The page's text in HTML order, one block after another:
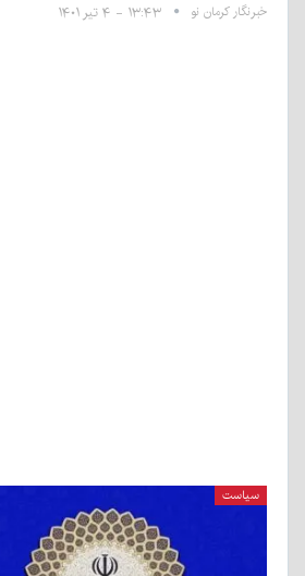
خبرنگار کرمان نو ۱۳:۴۳ - ۴ تیر ۱۴۰۱
سیاست